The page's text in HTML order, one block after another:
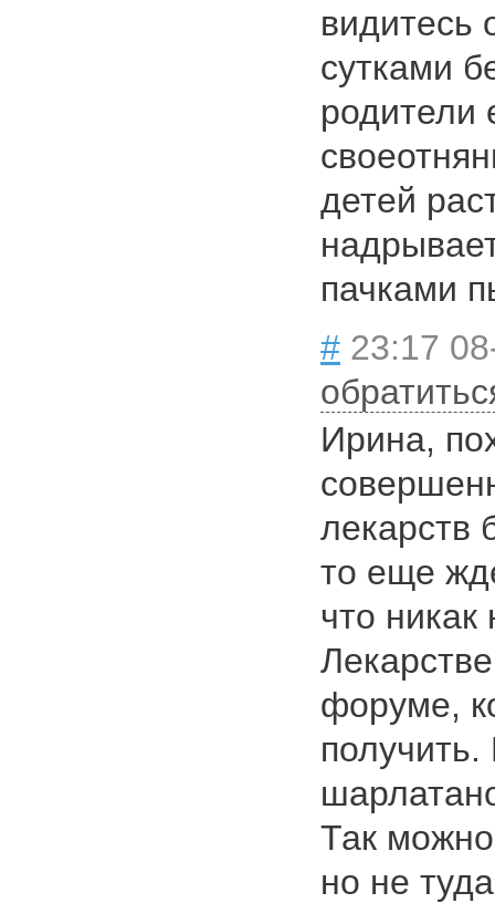
видитесь
сутками
родители
детей
пачками
# 23:17
Ирина,
лекарств
то еще
что
форуме,
получить.
Так
но не